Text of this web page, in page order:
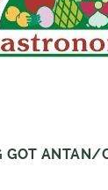
GOT ANTAN/